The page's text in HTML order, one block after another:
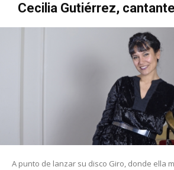
Cecilia Gutiérrez,
A punto de lanzar su disco Giro, donde ella